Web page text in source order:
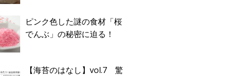
ピンク色した謎の食材「桜
でんぶ」の秘密に迫る！
【海苔のはなし】vol.7 驚